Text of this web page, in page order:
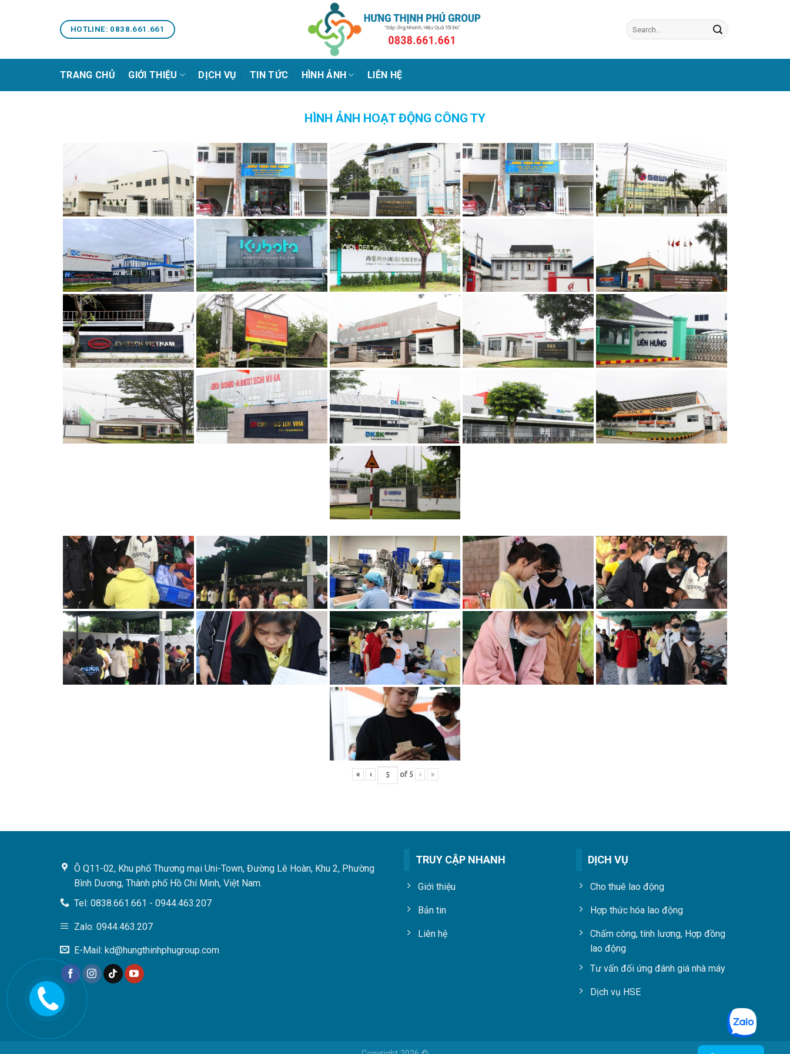
HOTLINE: 0838.661.661
TRANG CHỦ GIỚI THIỆU DỊCH VỤ TIN TỨC HÌNH ẢNH LIÊN HỆ
HÌNH ẢNH HOẠT ĐỘNG CÔNG TY
« ‹ of 5 › »
Ô Q11-02, Khu phố Thương mại Uni-Town, Đường Lê Hoàn, Khu 2, Phường
Bình Dương, Thành phố Hồ Chí Minh, Việt Nam.
Tel: 0838.661.661 - 0944.463.207
Zalo: 0944.463.207
E-Mail: kd@hungthinhphugroup.com
TRUY CẬP NHANH
Giới thiệu
Bản tin
Liên hệ
DỊCH VỤ
Cho thuê lao động
Hợp thức hóa lao động
Chấm công, tính lương, Hợp đồng
lao động
Tư vấn đối ứng đánh giá nhà máy
Dịch vụ HSE